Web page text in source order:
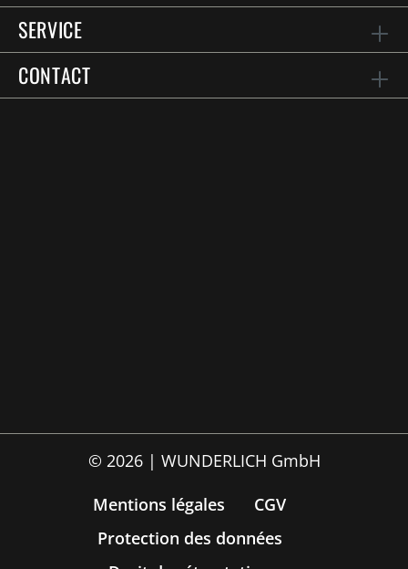
SERVICE
CONTACT
© 2026 | WUNDERLICH GmbH
Mentions légales
CGV
Protection des données